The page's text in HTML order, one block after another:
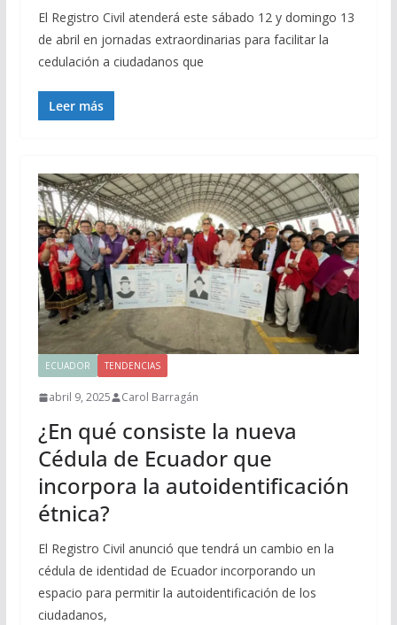
El Registro Civil atenderá este sábado 12 y domingo 13
de abril en jornadas extraordinarias para facilitar la
cedulación a ciudadanos que
Leer más
ECUADOR TENDENCIAS
abril 9, 2025 Carol Barragán
¿En qué consiste la nueva
Cédula de Ecuador que
incorpora la autoidentificación
étnica?
El Registro Civil anunció que tendrá un cambio en la
cédula de identidad de Ecuador incorporando un
espacio para permitir la autoidentificación de los
ciudadanos,